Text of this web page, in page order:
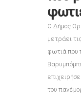
O Δήμος
μετράει
φωτιά που
του